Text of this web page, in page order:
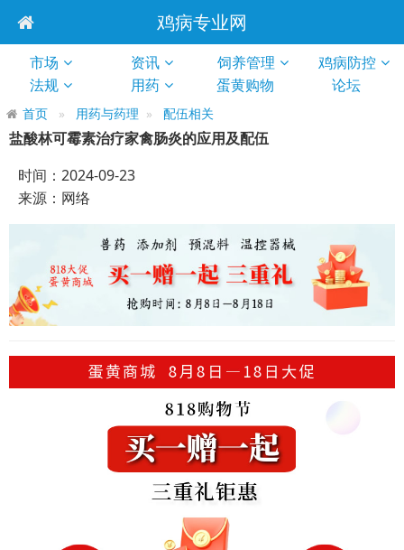
鸡病专业网
市场 资讯 饲养管理
鸡病防控
法规
用药 蛋黄购物 论坛
首页 用药与药理 配伍相关
盐酸林可霉素治疗家禽肠炎的应用及配伍
时间：2024-09-23
来源：网络